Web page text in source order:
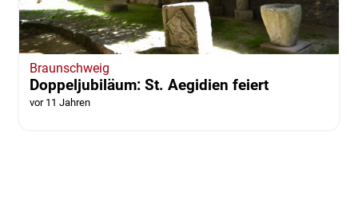
Braunschweig
Doppeljubiläum: St. Aegidien feiert
vor 11 Jahren